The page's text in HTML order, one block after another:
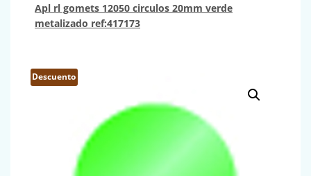
apl rl gomets 12050 circulos 20mm verde
metalizado ref:417173
Descuento